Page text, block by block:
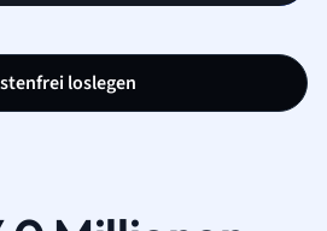
loslegen